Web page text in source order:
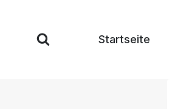
springen
Startseite